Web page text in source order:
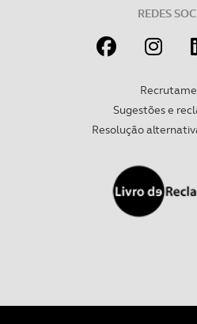
REDES
Sugestões e
Resolução